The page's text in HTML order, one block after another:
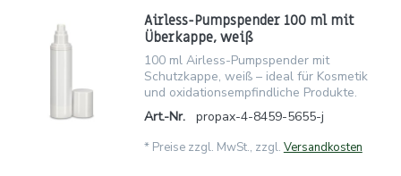
Airless-Pumpspender 100 ml mit
Überkappe, weiß
100 ml Airless-Pumpspender mit
Schutzkappe, weiß – ideal für Kosmetik
und oxidationsempfindliche Produkte.
Art.-Nr.
propax-4-8459-5655-j
* Preise zzgl. MwSt., zzgl. Versandkosten